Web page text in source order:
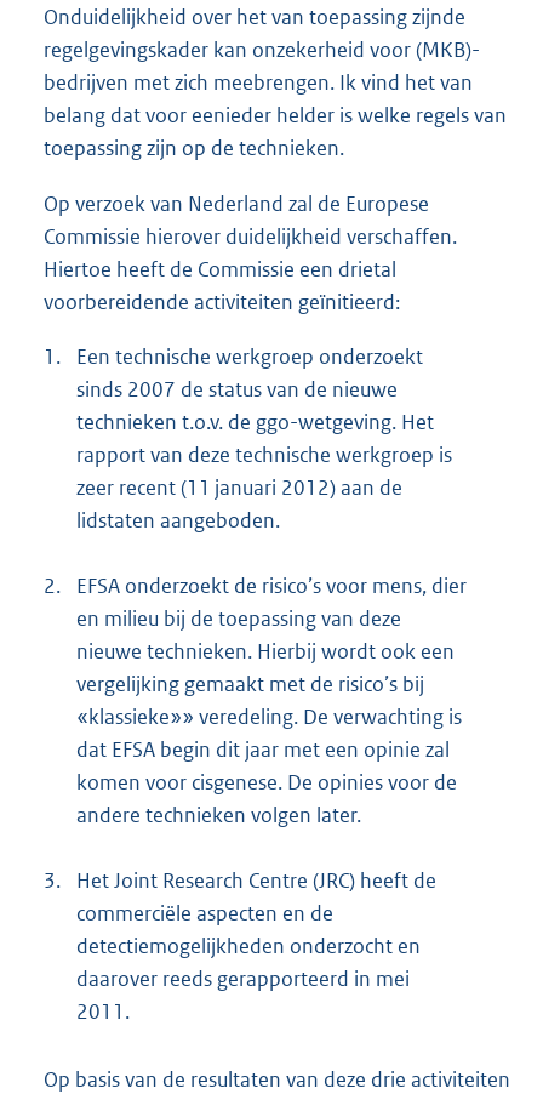
Onduidelijkheid over het van toepassing zijnde
regelgevingskader kan onzekerheid voor (MKB)-
bedrijven met zich meebrengen. Ik vind het van
belang dat voor eenieder helder is welke regels van
toepassing zijn op de technieken.
Op verzoek van Nederland zal de Europese
Commissie hierover duidelijkheid verschaffen.
Hiertoe heeft de Commissie een drietal
voorbereidende activiteiten geïnitieerd:
1.
Een technische werkgroep onderzoekt
sinds 2007 de status van de nieuwe
technieken t.o.v. de ggo-wetgeving. Het
rapport van deze technische werkgroep is
zeer recent (11 januari 2012) aan de
lidstaten aangeboden.
2.
EFSA onderzoekt de risico’s voor mens, dier
en milieu bij de toepassing van deze
nieuwe technieken. Hierbij wordt ook een
vergelijking gemaakt met de risico’s bij
«klassieke»» veredeling. De verwachting is
dat EFSA begin dit jaar met een opinie zal
komen voor cisgenese. De opinies voor de
andere technieken volgen later.
3.
Het Joint Research Centre (JRC) heeft de
commerciële aspecten en de
detectiemogelijkheden onderzocht en
daarover reeds gerapporteerd in mei
2011.
Op basis van de resultaten van deze drie activiteiten